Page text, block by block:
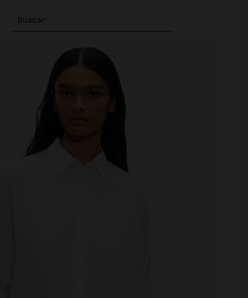
Buscar